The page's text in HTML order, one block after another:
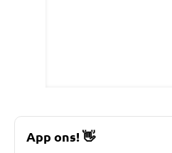
App ons!👋